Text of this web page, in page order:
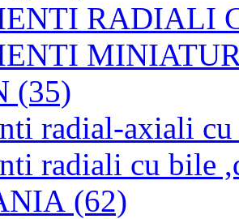
RADIALI
(35)
radial-axiali
radiali cu bile
(62)